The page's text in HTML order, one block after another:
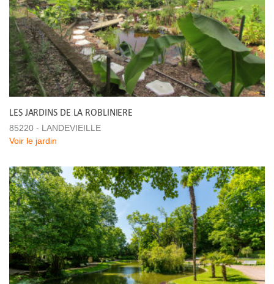
LES JARDINS DE LA ROBLINIERE
85220 - LANDEVIEILLE
Voir le jardin